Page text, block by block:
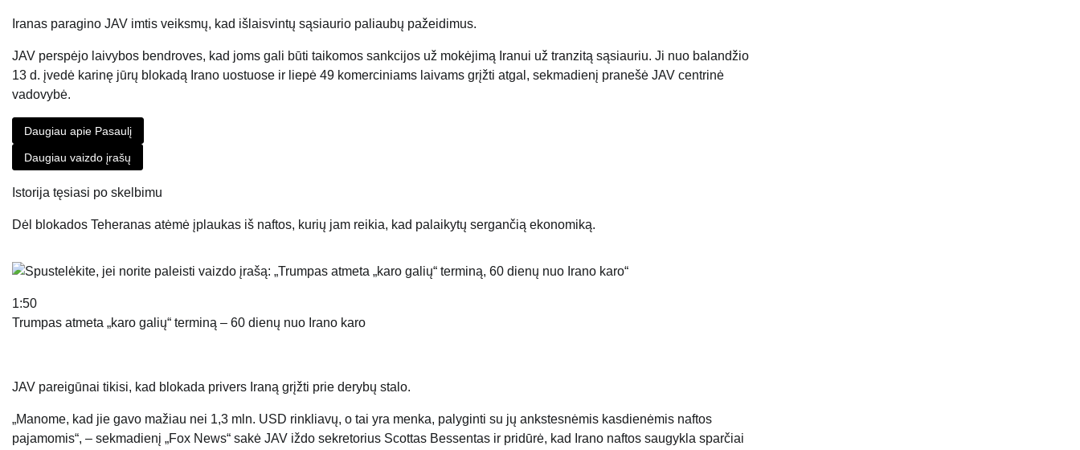
Iranas paragino JAV imtis veiksmų, kad išlaisvintų sąsiaurio paliaubų pažeidimus.
JAV perspėjo laivybos bendroves, kad joms gali būti taikomos sankcijos už mokėjimą Iranui už tranzitą sąsiauriu. Ji nuo balandžio
13 d. įvedė karinę jūrų blokadą Irano uostuose ir liepė 49 komerciniams laivams grįžti atgal, sekmadienį pranešė JAV centrinė
vadovybė.
Daugiau apie Pasaulį
Daugiau vaizdo įrašų
Istorija tęsiasi po skelbimu
Dėl blokados Teheranas atėmė įplaukas iš naftos, kurių jam reikia, kad palaikytų sergančią ekonomiką.
1:50
Trumpas atmeta „karo galių“ terminą – 60 dienų nuo Irano karo
JAV pareigūnai tikisi, kad blokada privers Iraną grįžti prie derybų stalo.
„Manome, kad jie gavo mažiau nei 1,3 mln. USD rinkliavų, o tai yra menka, palyginti su jų ankstesnėmis kasdienėmis naftos
pajamomis“, – sekmadienį „Fox News“ sakė JAV iždo sekretorius Scottas Bessentas ir pridūrė, kad Irano naftos saugykla sparčiai